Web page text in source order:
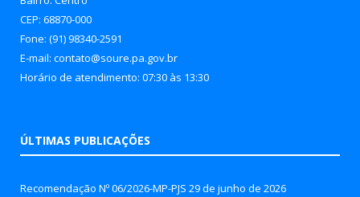
CEP: 68870-000
Fone: (91) 98340-2591
E-mail: contato@soure.pa.gov.br
Horário de atendimento: 07:30 às 13:30
ÚLTIMAS PUBLICAÇÕES
Recomendação Nº 06/2026-MP-PJS 29 de junho de 2026